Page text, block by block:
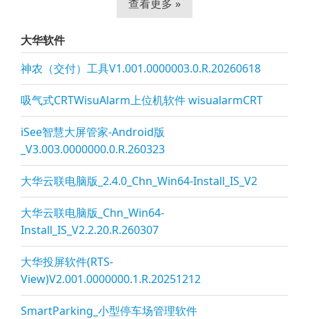
查看更多 »
大华软件
神农（交付）工具V1.001.0000003.0.R.20260618
吸气式CRTWisuAlarm上位机软件 wisualarmCRT
iSee智慧大屏管家-Android版
_V3.003.0000000.0.R.260323
大华云联电脑版_2.4.0_Chn_Win64-Install_IS_V2
大华云联电脑版_Chn_Win64-
Install_IS_V2.2.20.R.260307
大华投屏软件(RTS-
View)V2.001.0000000.1.R.20251212
SmartParking_小型停车场管理软件